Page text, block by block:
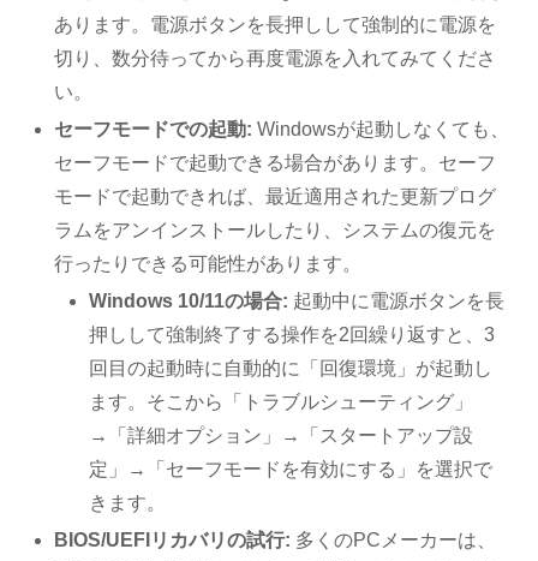
あります。電源ボタンを長押しして強制的に電源を
切り、数分待ってから再度電源を入れてみてくださ
い。
セーフモードでの起動: Windowsが起動しなくても、
セーフモードで起動できる場合があります。セーフ
モードで起動できれば、最近適用された更新プログ
ラムをアンインストールしたり、システムの復元を
行ったりできる可能性があります。
Windows 10/11の場合: 起動中に電源ボタンを長
押しして強制終了する操作を2回繰り返すと、3
回目の起動時に自動的に「回復環境」が起動し
ます。そこから「トラブルシューティング」
→「詳細オプション」→「スタートアップ設
定」→「セーフモードを有効にする」を選択で
きます。
BIOS/UEFIリカバリの試行: 多くのPCメーカーは、